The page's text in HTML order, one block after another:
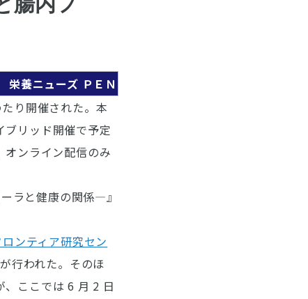
栄養ニューズ ＰＥＮ
り開催された。本
リッド開催で予定
オンライン配信のみ
ラと健康の関係―』
ンティア研究セン
行われた。そのほ
ここでは 6 月 2 日